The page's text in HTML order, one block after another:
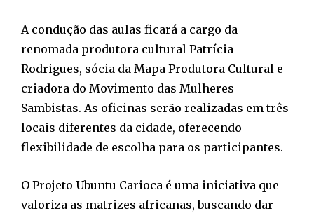
A condução das aulas ficará a cargo da
renomada produtora cultural Patrícia
Rodrigues, sócia da Mapa Produtora Cultural e
criadora do Movimento das Mulheres
Sambistas. As oficinas serão realizadas em três
locais diferentes da cidade, oferecendo
flexibilidade de escolha para os participantes.
O Projeto Ubuntu Carioca é uma iniciativa que
valoriza as matrizes africanas, buscando dar